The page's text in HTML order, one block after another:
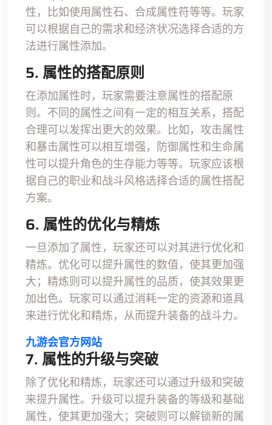
性，比如使用属性石、合成属性符等等。玩家
可以根据自己的需求和经济状况选择合适的方
法进行属性添加。
5. 属性的搭配原则
在添加属性时，玩家需要注意属性的搭配原
则。不同的属性之间有一定的相互关系，搭配
合理可以发挥出更大的效果。比如，攻击属性
和暴击属性可以相互增强，防御属性和生命属
性可以提升角色的生存能力等等。玩家应该根
据自己的职业和战斗风格选择合适的属性搭配
方案。
6. 属性的优化与精炼
一旦添加了属性，玩家还可以对其进行优化和
精炼。优化可以提升属性的数值，使其更加强
大；精炼则可以提升属性的品质，使其效果更
加出色。玩家可以通过消耗一定的资源和道具
来进行优化和精炼，从而提升装备的战斗力。
九游会官方网站
7. 属性的升级与突破
除了优化和精炼，玩家还可以通过升级和突破
来提升属性。升级可以提升装备的等级和基础
属性，使其更加强大；突破则可以解锁新的属